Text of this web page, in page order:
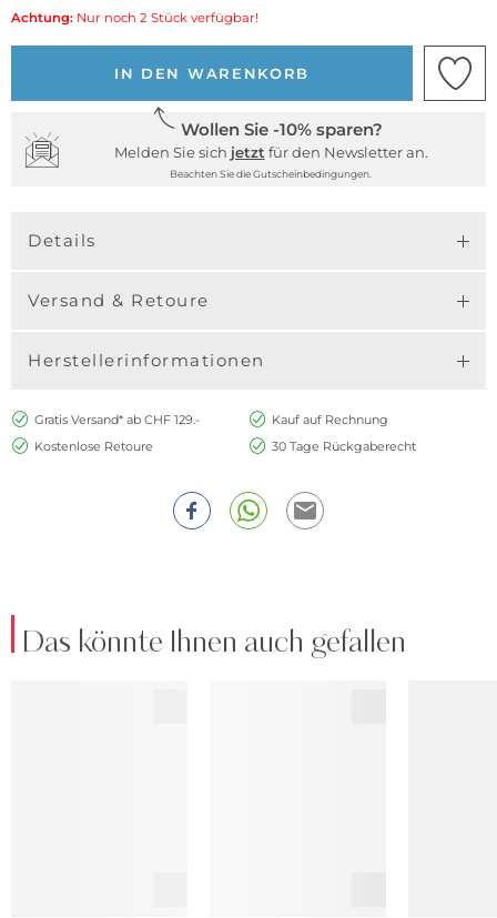
Achtung: Nur noch 2 Stück verfügbar!
IN DEN WARENKORB
Wollen Sie -10% sparen?
Melden Sie sich jetzt für den Newsletter an.
Beachten Sie die Gutscheinbedingungen.
Details
Versand & Retoure
Herstellerinformationen
Gratis Versand* ab CHF 129.-
Kauf auf Rechnung
Kostenlose Retoure
30 Tage Rückgaberecht
Das könnte Ihnen auch gefallen